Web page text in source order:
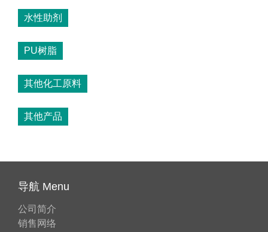
水性助剂
PU树脂
其他化工原料
其他产品
导航 Menu
公司简介
销售网络